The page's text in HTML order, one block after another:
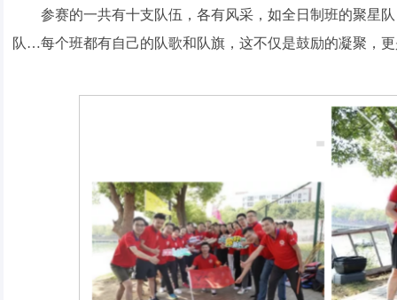
参赛的一共有十支队伍，各有风采，如全日制班的聚星
队…每个班都有自己的队歌和队旗，这不仅是鼓励的凝聚，